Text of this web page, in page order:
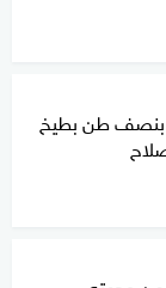
بنصف طن بطيخ